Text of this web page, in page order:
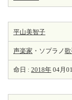
平山美智子
声楽家 ・ソプラノ
命日 : 2018年 04月